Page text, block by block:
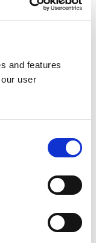
and features
user
雑なパスワードを
は心から感謝
していただき
なのでしょう
でかろうじて
験とセキュリテ
応型パスワード
ため、指紋や
は使用する準備